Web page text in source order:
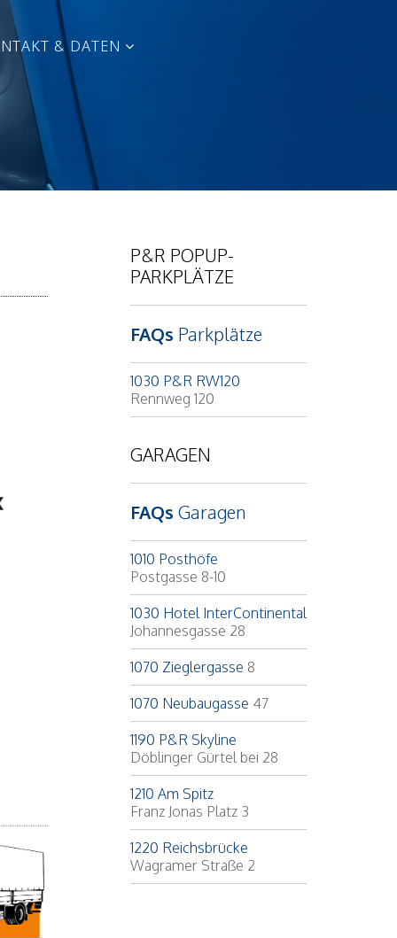
& DATEN
P&R POPUP-
PARKPLÄTZE
FAQs Parkplätze
1030 P&R RW120
Rennweg 120
GARAGEN
FAQs Garagen
1010 Posthöfe
Postgasse 8-10
1030 Hotel InterContinental
Johannesgasse 28
1070 Zieglergasse 8
1070 Neubaugasse 47
1190 P&R Skyline
Döblinger Gürtel bei 28
1210 Am Spitz
Franz Jonas Platz 3
1220 Reichsbrücke
Wagramer Straße 2